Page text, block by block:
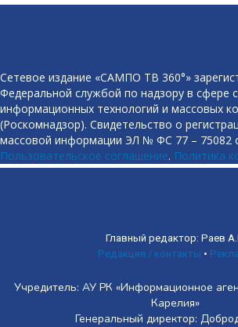
Сетевое издание «САМПО ТВ 360°»
Федеральной службой по надзору в сфере
информационных технологий и массовых
(Роскомнадзор). Свидетельство о
массовой информации ЭЛ № ФС 77 – 75082
Пользовательское соглашение. Политика
Главный редактор: Раев
Редакция / контакты •
Учредитель: АУ РК «Информационное
Карелия»
Генеральный директор: